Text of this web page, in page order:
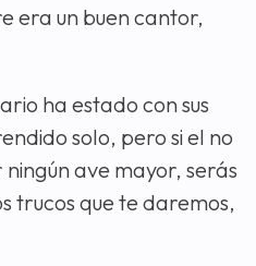
era un buen cantor,
ha estado con sus
solo, pero si el no
ave mayor, serás
trucos que te daremos,